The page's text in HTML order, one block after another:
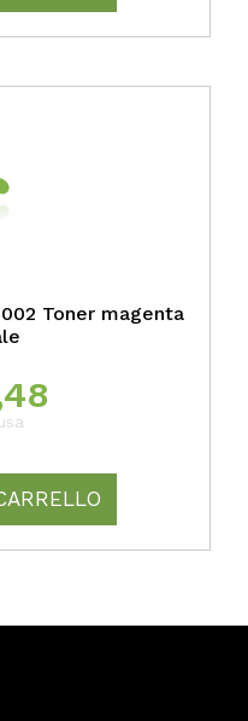
Toner magenta